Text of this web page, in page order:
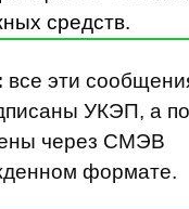
запросов — ими
запрашивать у
о счетах, остаточных
операциях,
средствах, а также
о